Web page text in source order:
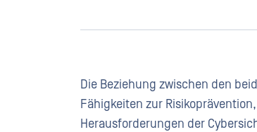
Die Beziehung zwischen den
Fähigkeiten zur
Herausforderungen der